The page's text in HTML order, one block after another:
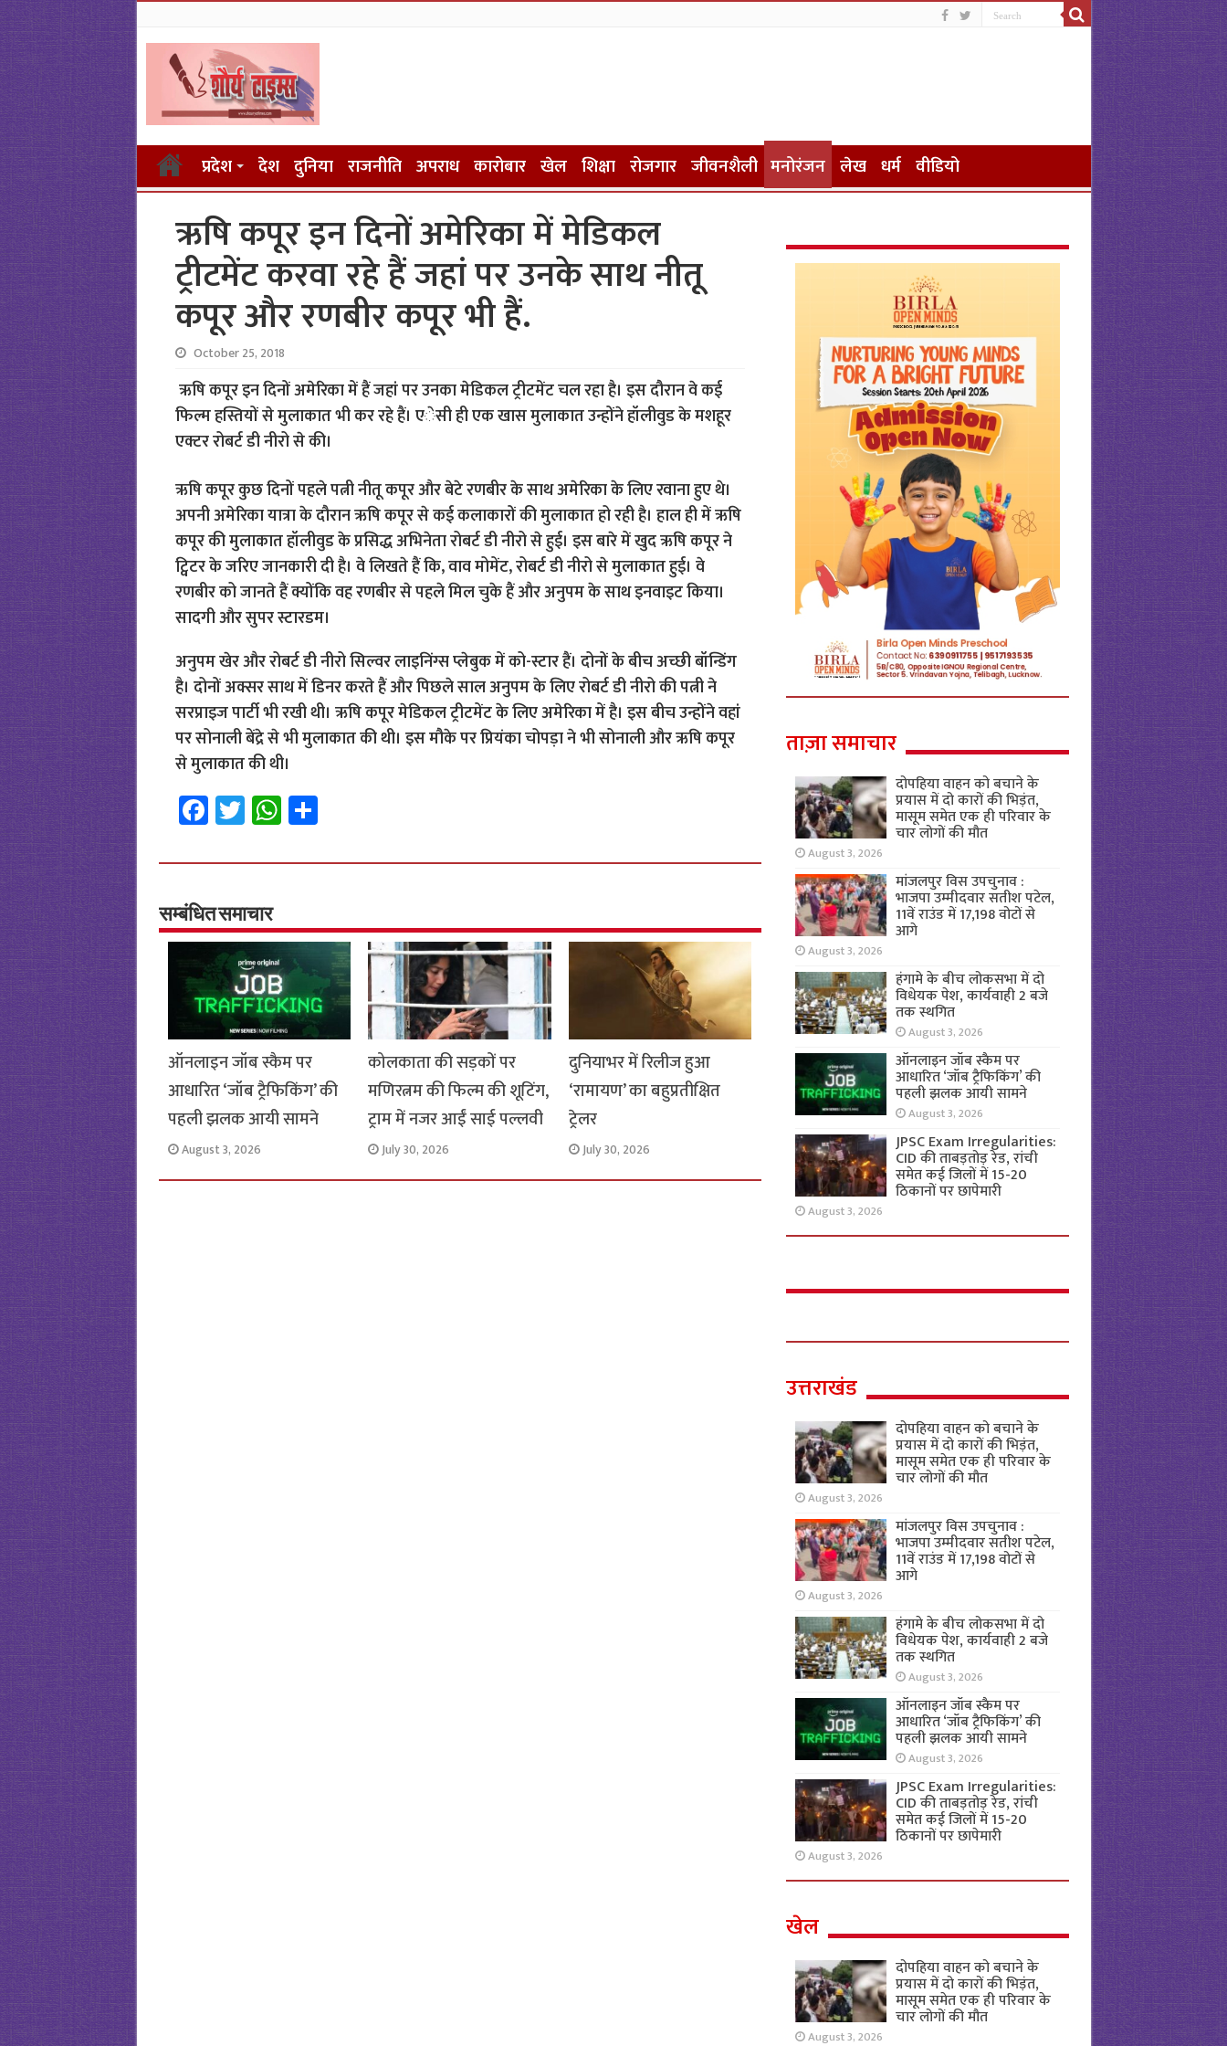
प्रदेश देश दुनिया राजनीति अपराध कारोबार खेल शिक्षा रोजगार जीवनशैली मनोरंजन लेख धर्म वीडियो
ऋषि कपूर इन दिनों अमेरिका में मेडिकल
ट्रीटमेंट करवा रहे हैं जहां पर उनके साथ नीतू
कपूर और रणबीर कपूर भी हैं.
October 25, 2018
ऋषि कपूर इन दिनों अमेरिका में हैं जहां पर उनका मेडिकल ट्रीटमेंट चल रहा है। इस दौरान वे कई
फिल्म हस्तियों से मुलाकात भी कर रहे हैं। एेसी ही एक खास मुलाकात उन्होंने हॉलीवुड के मशहूर
एक्टर रोबर्ट डी नीरो से की।
ऋषि कपूर कुछ दिनों पहले पत्नी नीतू कपूर और बेटे रणबीर के साथ अमेरिका के लिए रवाना हुए थे।
अपनी अमेरिका यात्रा के दौरान ऋषि कपूर से कई कलाकारों की मुलाकात हो रही है। हाल ही में ऋषि
कपूर की मुलाकात हॉलीवुड के प्रसिद्ध अभिनेता रोबर्ट डी नीरो से हुई। इस बारे में खुद ऋषि कपूर ने
ट्विटर के जरिए जानकारी दी है। वे लिखते हैं कि, वाव मोमेंट, रोबर्ट डी नीरो से मुलाकात हुई। वे
रणबीर को जानते हैं क्योंकि वह रणबीर से पहले मिल चुके हैं और अनुपम के साथ इनवाइट किया।
सादगी और सुपर स्टारडम।
अनुपम खेर और रोबर्ट डी नीरो सिल्वर लाइनिंग्स प्लेबुक में को-स्टार हैं। दोनों के बीच अच्छी बॉन्डिंग
है। दोनों अक्सर साथ में डिनर करते हैं और पिछले साल अनुपम के लिए रोबर्ट डी नीरो की पत्नी ने
सरप्राइज पार्टी भी रखी थी। ऋषि कपूर मेडिकल ट्रीटमेंट के लिए अमेरिका में है। इस बीच उन्होंने वहां
पर सोनाली बेंद्रे से भी मुलाकात की थी। इस मौके पर प्रियंका चोपड़ा ने भी सोनाली और ऋषि कपूर
से मुलाकात की थी।
Fa
ce
b
o
o
k
T
wi
tt
er
W
h
at
p
p
S
h
ar
सम्बंधित समाचार
ऑनलाइन जॉब स्कैम पर
आधारित ‘जॉब ट्रैफिकिंग’ की
पहली झलक आयी सामने
August 3, 2026
कोलकाता की सड़कों पर
मणिरत्नम की फिल्म की शूटिंग,
ट्राम में नजर आईं साई पल्लवी
July 30, 2026
दुनियाभर में रिलीज हुआ
‘रामायण’ का बहुप्रतीक्षित
ट्रेलर
July 30, 2026
ताज़ा समाचार
दोपहिया वाहन को बचाने के
प्रयास में दो कारों की भिड़ंत,
मासूम समेत एक ही परिवार के
चार लोगों की मौत
August 3, 2026
मांजलपुर विस उपचुनाव :
भाजपा उम्मीदवार सतीश पटेल,
11वें राउंड में 17,198 वोटों से
आगे
August 3, 2026
हंगामे के बीच लोकसभा में दो
विधेयक पेश, कार्यवाही 2 बजे
तक स्थगित
August 3, 2026
ऑनलाइन जॉब स्कैम पर
आधारित ‘जॉब ट्रैफिकिंग’ की
पहली झलक आयी सामने
August 3, 2026
JPSC Exam Irregularities:
CID की ताबड़तोड़ रेड, रांची
समेत कई जिलों में 15-20
ठिकानों पर छापेमारी
August 3, 2026
उत्तराखंड
दोपहिया वाहन को बचाने के
प्रयास में दो कारों की भिड़ंत,
मासूम समेत एक ही परिवार के
चार लोगों की मौत
August 3, 2026
मांजलपुर विस उपचुनाव :
भाजपा उम्मीदवार सतीश पटेल,
11वें राउंड में 17,198 वोटों से
आगे
August 3, 2026
हंगामे के बीच लोकसभा में दो
विधेयक पेश, कार्यवाही 2 बजे
तक स्थगित
August 3, 2026
ऑनलाइन जॉब स्कैम पर
आधारित ‘जॉब ट्रैफिकिंग’ की
पहली झलक आयी सामने
August 3, 2026
JPSC Exam Irregularities:
CID की ताबड़तोड़ रेड, रांची
समेत कई जिलों में 15-20
ठिकानों पर छापेमारी
August 3, 2026
खेल
दोपहिया वाहन को बचाने के
प्रयास में दो कारों की भिड़ंत,
मासूम समेत एक ही परिवार के
चार लोगों की मौत
August 3, 2026